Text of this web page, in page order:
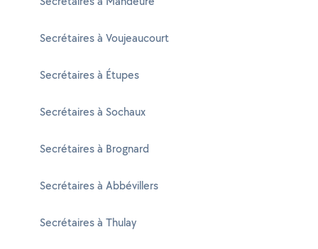
Secrétaires à Voujeaucourt
Secrétaires à Étupes
Secrétaires à Sochaux
Secrétaires à Brognard
Secrétaires à Abbévillers
Secrétaires à Thulay